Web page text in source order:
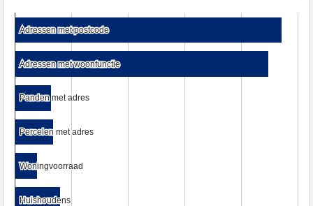
Adressen met postcode
Adressen met postcode
Adressen met woonfunctie
Adressen met woonfunctie
Panden met adres
Panden met adres
Percelen met adres
Percelen met adres
Woningvoorraad
Woningvoorraad
Huishoudens
Huishoudens